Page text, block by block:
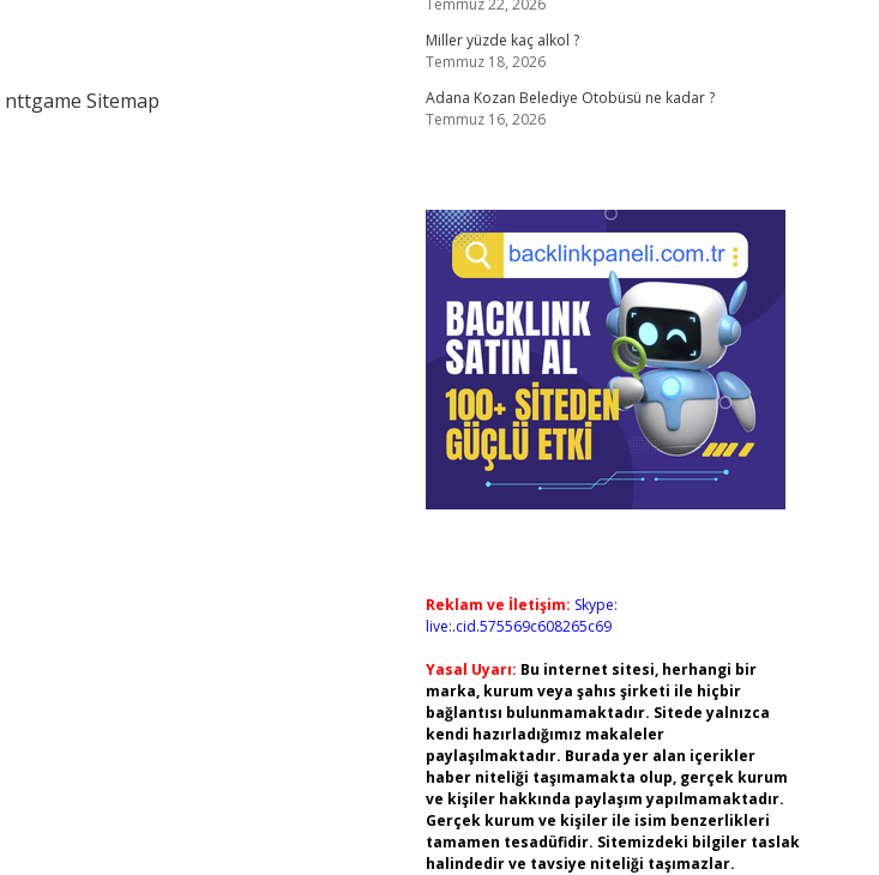
nttgame Sitemap
Temmuz 22, 2026
Miller yüzde kaç alkol ?
Temmuz 18, 2026
Adana Kozan Belediye Otobüsü ne kadar ?
Temmuz 16, 2026
Reklam ve İletişim: Skype:
live:.cid.575569c608265c69
Yasal Uyarı: Bu internet sitesi, herhangi bir
marka, kurum veya şahıs şirketi ile hiçbir
bağlantısı bulunmamaktadır. Sitede yalnızca
kendi hazırladığımız makaleler
paylaşılmaktadır. Burada yer alan içerikler
haber niteliği taşımamakta olup, gerçek kurum
ve kişiler hakkında paylaşım yapılmamaktadır.
Gerçek kurum ve kişiler ile isim benzerlikleri
tamamen tesadüfidir. Sitemizdeki bilgiler taslak
halindedir ve tavsiye niteliği taşımazlar.